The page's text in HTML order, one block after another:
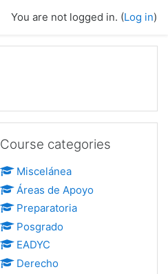
You are not logged in. (Log in)
Course categories
Miscelánea
Áreas de Apoyo
Preparatoria
Posgrado
EADYC
Derecho